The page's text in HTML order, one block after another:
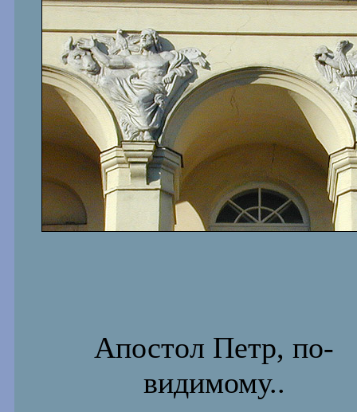
Апостол Петр, по-
видимому..